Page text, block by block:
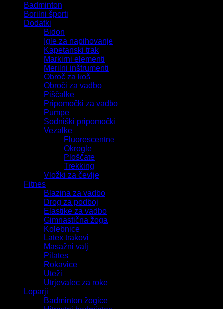
Badminton
Borilni športi
Dodatki
Bidon
Igle za napihovanje
Kapetanski trak
Markirni elementi
Merilni inštrumenti
Obroč za koš
Obroči za vadbo
Piščalke
Pripomočki za vadbo
Pumpe
Sodniški pripomočki
Vezalke
Fluorescentne
Okrogle
Ploščate
Trekking
Vložki za čevlje
Fitnes
Blazina za vadbo
Drog za podboj
Elastike za vadbo
Gimnastična žoga
Kolebnice
Latex trakovi
Masažni valj
Pilates
Rokavice
Uteži
Utrjevalec za roke
Loparji
Badminton žogice